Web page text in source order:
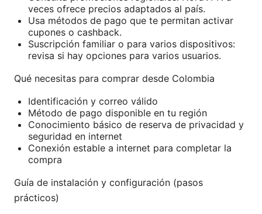
veces ofrece precios adaptados al país.
Usa métodos de pago que te permitan activar
cupones o cashback.
Suscripción familiar o para varios dispositivos:
revisa si hay opciones para varios usuarios.
Qué necesitas para comprar desde Colombia
Identificación y correo válido
Método de pago disponible en tu región
Conocimiento básico de reserva de privacidad y
seguridad en internet
Conexión estable a internet para completar la
compra
Guía de instalación y configuración (pasos
prácticos)